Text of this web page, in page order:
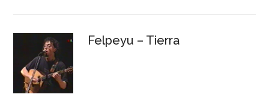
Felpeyu – Tierra